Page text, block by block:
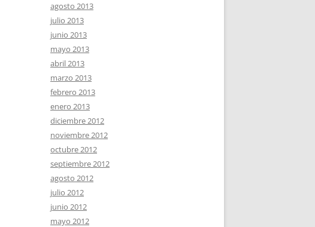
agosto 2013
julio 2013
junio 2013
mayo 2013
abril 2013
marzo 2013
febrero 2013
enero 2013
diciembre 2012
noviembre 2012
octubre 2012
septiembre 2012
agosto 2012
julio 2012
junio 2012
mayo 2012